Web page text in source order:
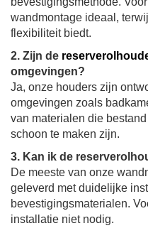
wandmontage ideaal,
flexibiliteit biedt.
2. Zijn de
omgevingen?
Ja, onze houders zijn
omgevingen zoals
van materialen die
schoon te maken zijn.
3. Kan ik de
De meeste van onze
geleverd met duidelijke
bevestigingsmaterialen.
installatie niet nodig.